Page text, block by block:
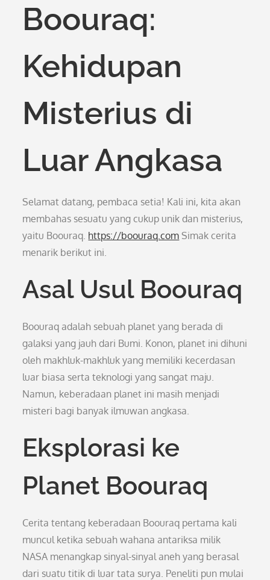
Boouraq:
Kehidupan
Misterius di
Luar Angkasa
Selamat datang, pembaca setia! Kali ini, kita akan
membahas sesuatu yang cukup unik dan misterius,
yaitu Boouraq. https://boouraq.com Simak cerita
menarik berikut ini.
Asal Usul Boouraq
Boouraq adalah sebuah planet yang berada di
galaksi yang jauh dari Bumi. Konon, planet ini dihuni
oleh makhluk-makhluk yang memiliki kecerdasan
luar biasa serta teknologi yang sangat maju.
Namun, keberadaan planet ini masih menjadi
misteri bagi banyak ilmuwan angkasa.
Eksplorasi ke
Planet Boouraq
Cerita tentang keberadaan Boouraq pertama kali
muncul ketika sebuah wahana antariksa milik
NASA menangkap sinyal-sinyal aneh yang berasal
dari suatu titik di luar tata surya. Peneliti pun mulai